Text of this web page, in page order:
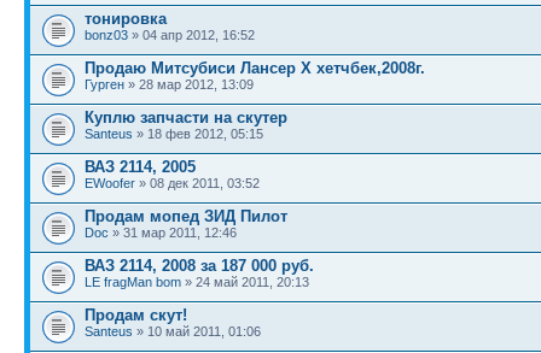
тонировка
bonz03 » 04 апр 2012, 16:52
Продаю Митсубиси Лансер Х хетчбек,2008г.
Гурген » 28 мар 2012, 13:09
Куплю запчасти на скутер
Santeus » 18 фев 2012, 05:15
ВАЗ 2114, 2005
EWoofer » 08 дек 2011, 03:52
Продам мопед ЗИД Пилот
Doc » 31 мар 2011, 12:46
ВАЗ 2114, 2008 за 187 000 руб.
LE fragMan bom » 24 май 2011, 20:13
Продам скут!
Santeus » 10 май 2011, 01:06